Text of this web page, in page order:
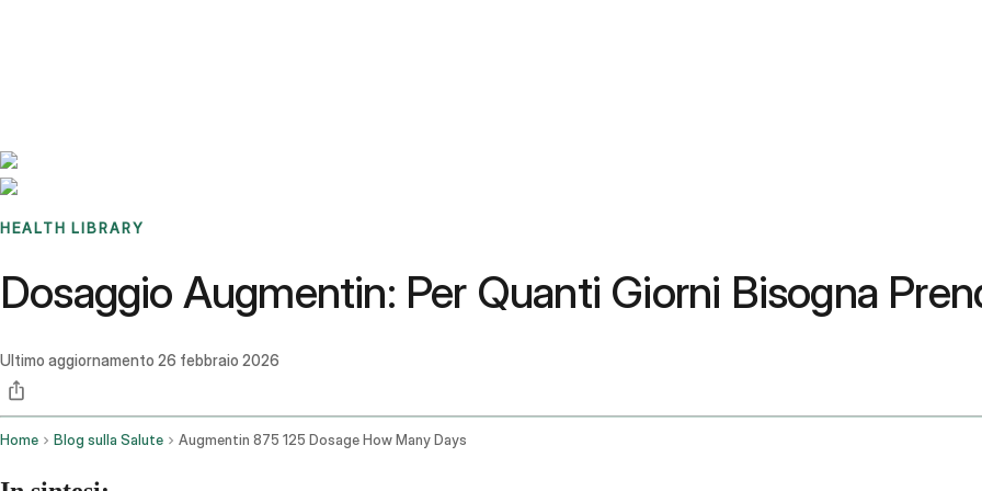
HEALTH LIBRARY
Dosaggio Augmentin: Per Quanti Giorni Bisogna
Ultimo aggiornamento 26 febbraio 2026
Home Blog sulla Salute Augmentin 875 125 Dosage How Many Days